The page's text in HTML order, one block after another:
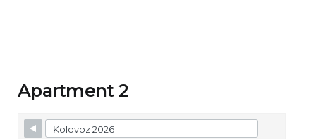
Apartment 2